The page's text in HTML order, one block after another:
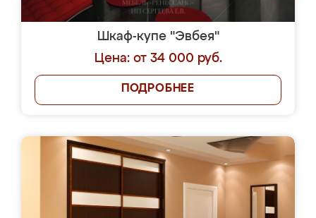
Шкаф-купе "Эвбея"
Цена: от 34 000 руб.
ПОДРОБНЕЕ